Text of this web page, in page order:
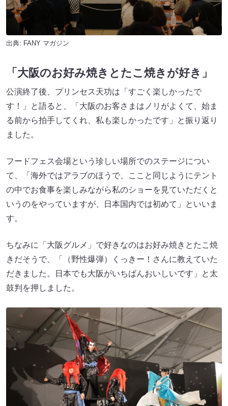
出典: FANY マガジン
「大阪のお好み焼きとたこ焼きが好き」
公演終了後、プリンセス天功は「すごく楽しかったで
す！」と語ると、「大阪のお客さまはノリがよくて、始ま
る前から拍手してくれ、私も楽しかったです」と振り返り
ました。
フードフェス会場という珍しい場所でのステージについ
て、「海外ではアラブのほうで、ここと同じようにテント
の中でお食事を楽しみながら私のショーを見ていただくと
いうのをやっていますが、日本国内では初めて」といいま
す。
ちなみに「大阪グルメ」で好きなのはお好み焼きとたこ焼
きだそうで、「（野性爆弾）くっきー！さんに教えていた
だきました。日本でも大阪がいちばんおいしいです」と太
鼓判を押しました。